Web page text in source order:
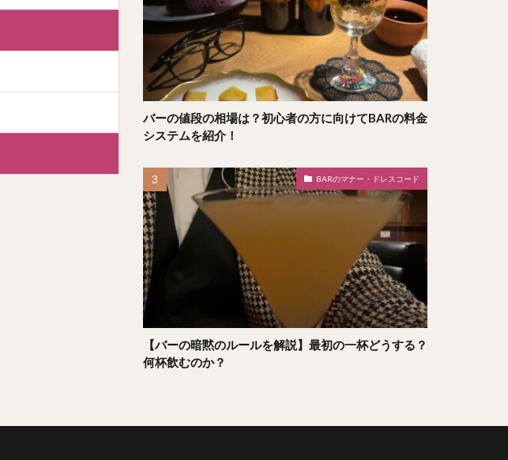
バーの値段の相場は？初心者の方に向けてBARの料金
システムを紹介！
BARのマナー・ドレスコード
【バーの暗黙のルールを解説】最初の一杯どうする？
何杯飲むのか？